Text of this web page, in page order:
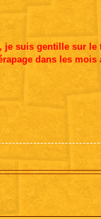
je suis gentille sur le
dans les mois